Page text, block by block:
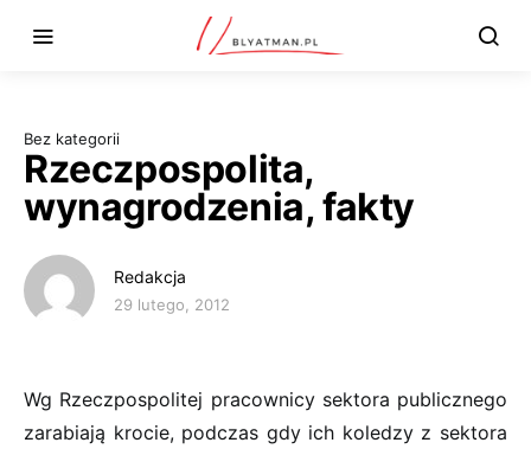
Bez kategorii
Rzeczpospolita,
wynagrodzenia, fakty
Redakcja
29 lutego, 2012
Wg Rzeczpospolitej pracownicy sektora publicznego
zarabiają krocie, podczas gdy ich koledzy z sektora